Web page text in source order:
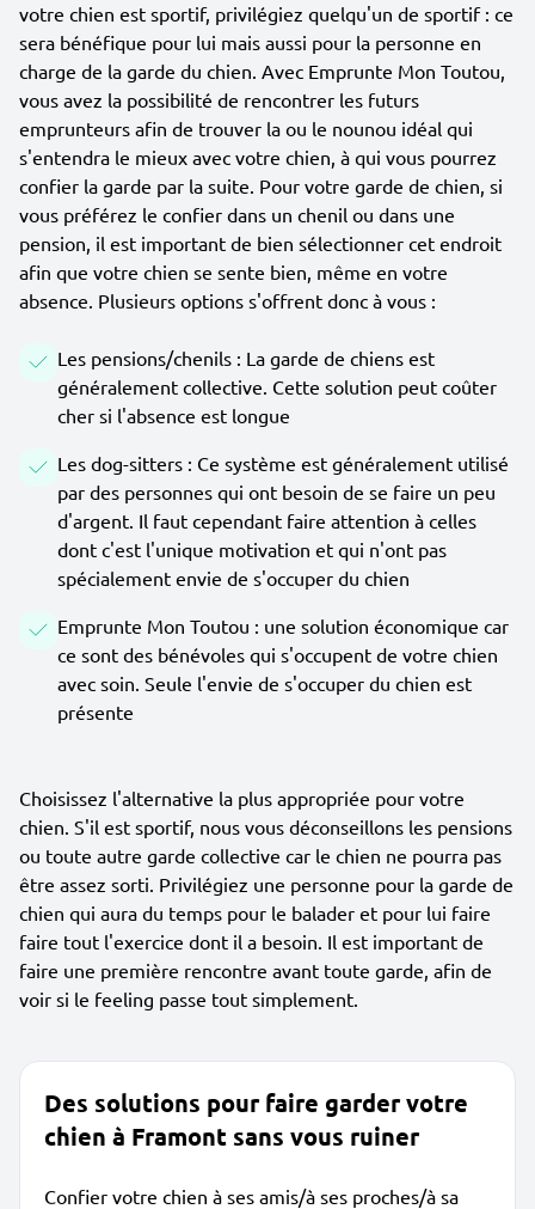
votre chien est sportif, privilégiez quelqu'un de sportif : ce
sera bénéfique pour lui mais aussi pour la personne en
charge de la garde du chien. Avec Emprunte Mon Toutou,
vous avez la possibilité de rencontrer les futurs
emprunteurs afin de trouver la ou le nounou idéal qui
s'entendra le mieux avec votre chien, à qui vous pourrez
confier la garde par la suite. Pour votre garde de chien, si
vous préférez le confier dans un chenil ou dans une
pension, il est important de bien sélectionner cet endroit
afin que votre chien se sente bien, même en votre
absence. Plusieurs options s'offrent donc à vous :
Les pensions/chenils : La garde de chiens est
généralement collective. Cette solution peut coûter
cher si l'absence est longue
Les dog-sitters : Ce système est généralement utilisé
par des personnes qui ont besoin de se faire un peu
d'argent. Il faut cependant faire attention à celles
dont c'est l'unique motivation et qui n'ont pas
spécialement envie de s'occuper du chien
Emprunte Mon Toutou : une solution économique car
ce sont des bénévoles qui s'occupent de votre chien
avec soin. Seule l'envie de s'occuper du chien est
présente
Choisissez l'alternative la plus appropriée pour votre
chien. S'il est sportif, nous vous déconseillons les pensions
ou toute autre garde collective car le chien ne pourra pas
être assez sorti. Privilégiez une personne pour la garde de
chien qui aura du temps pour le balader et pour lui faire
faire tout l'exercice dont il a besoin. Il est important de
faire une première rencontre avant toute garde, afin de
voir si le feeling passe tout simplement.
Des solutions pour faire garder votre
chien à Framont sans vous ruiner
Confier votre chien à ses amis/à ses proches/à sa